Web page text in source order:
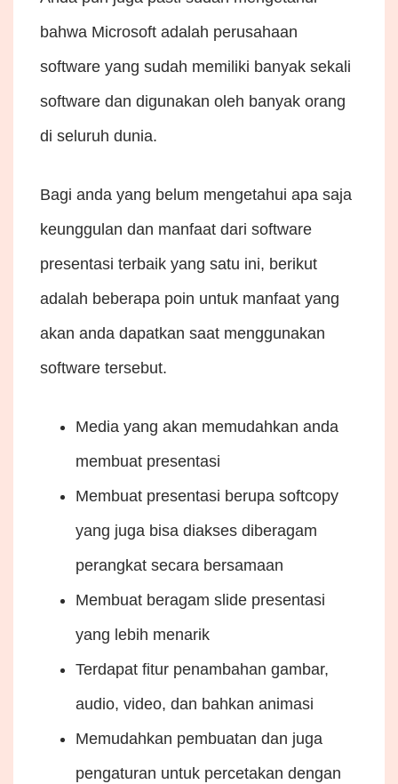
bahwa Microsoft adalah perusahaan
software yang sudah memiliki banyak sekali
software dan digunakan oleh banyak orang
di seluruh dunia.
Bagi anda yang belum mengetahui apa saja
keunggulan dan manfaat dari software
presentasi terbaik yang satu ini, berikut
adalah beberapa poin untuk manfaat yang
akan anda dapatkan saat menggunakan
software tersebut.
Media yang akan memudahkan anda
membuat presentasi
Membuat presentasi berupa softcopy
yang juga bisa diakses diberagam
perangkat secara bersamaan
Membuat beragam slide presentasi
yang lebih menarik
Terdapat fitur penambahan gambar,
audio, video, dan bahkan animasi
Memudahkan pembuatan dan juga
pengaturan untuk percetakan dengan